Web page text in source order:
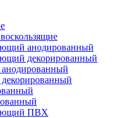
анодированный
декорированный
ПВХ